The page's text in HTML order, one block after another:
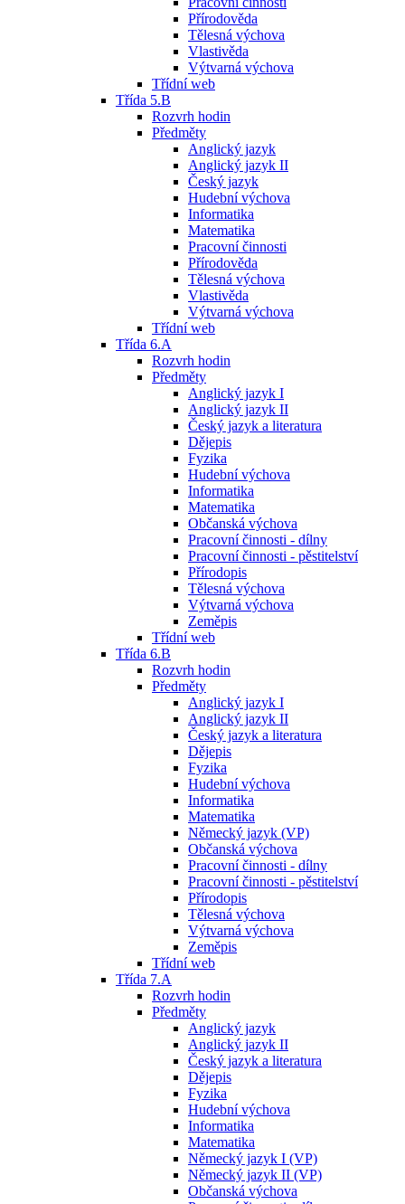
Přírodověda
Tělesná výchova
Vlastivěda
Výtvarná výchova
Třídní web
Třída 5.B
Rozvrh hodin
Předměty
Anglický jazyk
Anglický jazyk II
Český jazyk
Hudební výchova
Informatika
Matematika
Pracovní činnosti
Přírodověda
Tělesná výchova
Vlastivěda
Výtvarná výchova
Třídní web
Třída 6.A
Rozvrh hodin
Předměty
Anglický jazyk I
Anglický jazyk II
Český jazyk a literatura
Dějepis
Fyzika
Hudební výchova
Informatika
Matematika
Občanská výchova
Pracovní činnosti - dílny
Pracovní činnosti - pěstitelství
Přírodopis
Tělesná výchova
Výtvarná výchova
Zeměpis
Třídní web
Třída 6.B
Rozvrh hodin
Předměty
Anglický jazyk I
Anglický jazyk II
Český jazyk a literatura
Dějepis
Fyzika
Hudební výchova
Informatika
Matematika
Německý jazyk (VP)
Občanská výchova
Pracovní činnosti - dílny
Pracovní činnosti - pěstitelství
Přírodopis
Tělesná výchova
Výtvarná výchova
Zeměpis
Třídní web
Třída 7.A
Rozvrh hodin
Předměty
Anglický jazyk
Anglický jazyk II
Český jazyk a literatura
Dějepis
Fyzika
Hudební výchova
Informatika
Matematika
Německý jazyk I (VP)
Německý jazyk II (VP)
Občanská výchova